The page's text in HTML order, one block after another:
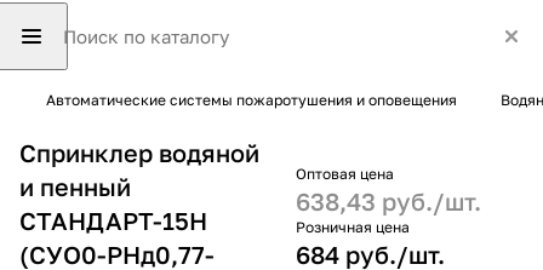
Автоматические системы пожаротушения и оповещения
Спринклер водяной
и пенный
СТАНДАРТ-15Н
(СУО0-РНд0,77-
Оптовая цена
638,43 руб./шт.
Розничная цена
684 руб./шт.